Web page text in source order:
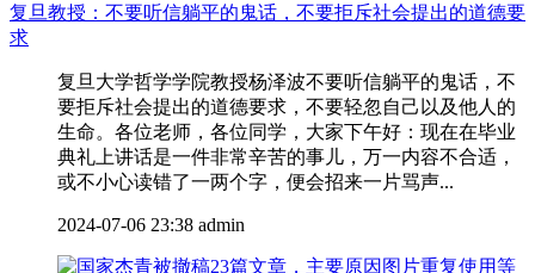
复旦教授：不要听信躺平的鬼话，不要拒斥社会提出的道德要
求
复旦大学哲学学院教授杨泽波不要听信躺平的鬼话，不
要拒斥社会提出的道德要求，不要轻忽自己以及他人的
生命。各位老师，各位同学，大家下午好：现在在毕业
典礼上讲话是一件非常辛苦的事儿，万一内容不合适，
或不小心读错了一两个字，便会招来一片骂声...
2024-07-06 23:38 admin